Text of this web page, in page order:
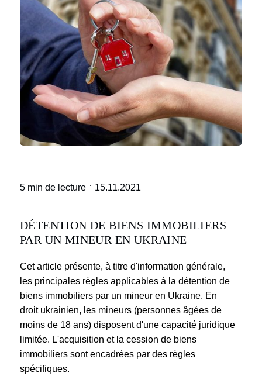
5 min de lecture · 15.11.2021
DÉTENTION DE BIENS IMMOBILIERS
PAR UN MINEUR EN UKRAINE
Cet article présente, à titre d'information générale,
les principales règles applicables à la détention de
biens immobiliers par un mineur en Ukraine. En
droit ukrainien, les mineurs (personnes âgées de
moins de 18 ans) disposent d'une capacité juridique
limitée. L'acquisition et la cession de biens
immobiliers sont encadrées par des règles
spécifiques.